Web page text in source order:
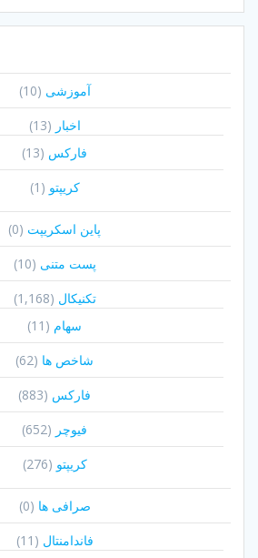
آموزشی (10)
اخبار (13)
فارکس (13)
کریپتو (1)
پاین اسکریپت (0)
پست متنی (10)
تکنیکال (1,168)
سهام (11)
شاخص ها (62)
فارکس (883)
فیوچر (652)
کریپتو (276)
صرافی ها (0)
فاندامنتال (11)